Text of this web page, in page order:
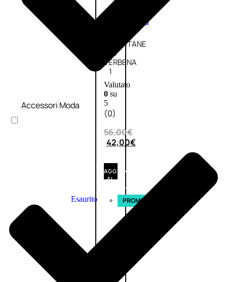
Donna
L’OCCITANE
EDT
VERBENA
1
Valutato
0su
5
(0)
56,00€
42,00€
AGGIUNGI
AL
CARRELLO
Esaurito PROMO
Accessori Moda